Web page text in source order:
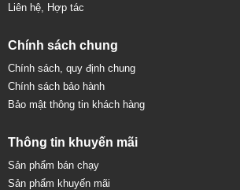
Liên hệ, Hợp tác
Chính sách chung
Chính sách, quy định chung
Chính sách bảo hành
Bảo mật thông tin khách hàng
Thông tin khuyến mãi
Sản phẩm bán chạy
Sản phẩm khuyến mãi